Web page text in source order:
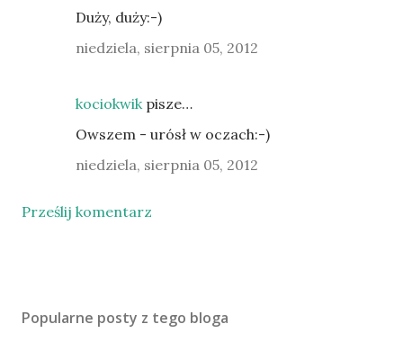
Duży, duży:-)
niedziela, sierpnia 05, 2012
kociokwikpisze…
Owszem - urósł w oczach:-)
niedziela, sierpnia 05, 2012
Prześlij komentarz
Popularne posty z tego bloga